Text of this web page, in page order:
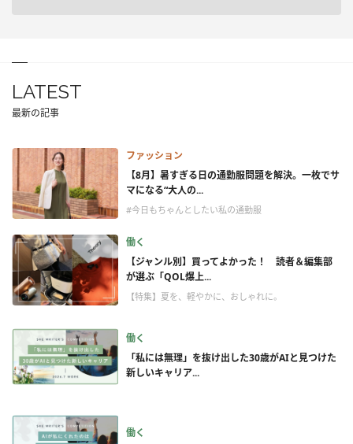
LATEST
最新の記事
ファッション
【8月】暑すぎる日の通勤服問題を解決。一枚でサ
マになる“大人の...
#今日もちゃんとしたい私の通勤服
働く
【ジャンル別】買ってよかった！ 読者＆編集部
が選ぶ「QOL爆上...
【特集】夏を、軽やかに、おしゃれに。
働く
「私には無理」を抜け出した30歳がAIと見つけた
新しいキャリア...
働く